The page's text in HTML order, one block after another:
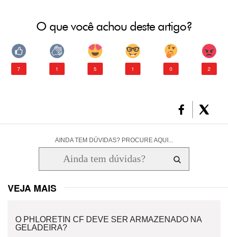
O que você achou deste artigo?
7 1 5 1 0 2
AINDA TEM DÚVIDAS? PROCURE AQUI...
VEJA MAIS
O PHLORETIN CF DEVE SER ARMAZENADO NA
GELADEIRA?